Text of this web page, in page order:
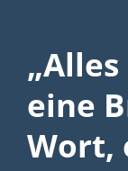
eine
Wort,